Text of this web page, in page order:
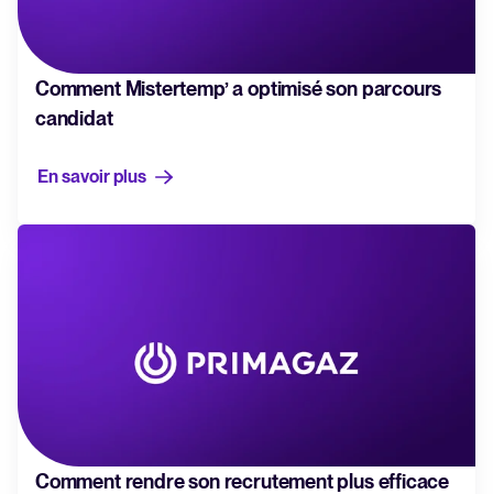
Comment Mistertemp’ a optimisé son parcours
candidat
En savoir plus
Comment rendre son recrutement plus efficace